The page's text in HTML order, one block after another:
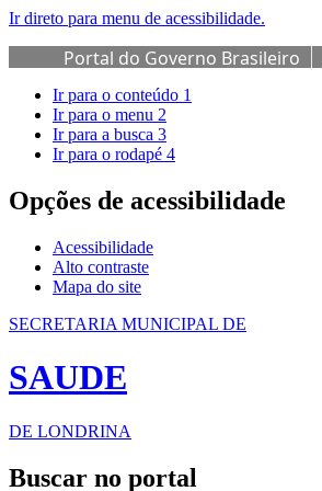
Ir direto para menu de acessibilidade.
Portal do Governo Brasileiro
Ir para o conteúdo 1
Ir para o menu 2
Ir para a busca 3
Ir para o rodapé 4
Opções de acessibilidade
Acessibilidade
Alto contraste
Mapa do site
SECRETARIA MUNICIPAL DE
SAUDE
DE LONDRINA
Buscar no portal